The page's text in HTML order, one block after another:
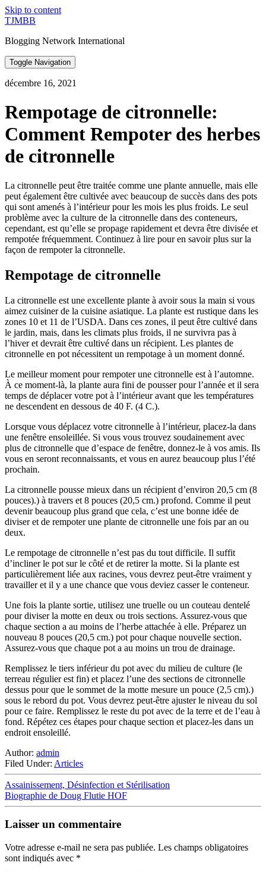
Skip to content
TJMBB
Blogging Network International
Toggle Navigation
décembre 16, 2021
Rempotage de citronnelle:
Comment Rempoter des herbes
de citronnelle
La citronnelle peut être traitée comme une plante annuelle, mais elle
peut également être cultivée avec beaucoup de succès dans des pots
qui sont amenés à l’intérieur pour les mois les plus froids. Le seul
problème avec la culture de la citronnelle dans des conteneurs,
cependant, est qu’elle se propage rapidement et devra être divisée et
rempotée fréquemment. Continuez à lire pour en savoir plus sur la
façon de rempoter la citronnelle.
Rempotage de citronnelle
La citronnelle est une excellente plante à avoir sous la main si vous
aimez cuisiner de la cuisine asiatique. La plante est rustique dans les
zones 10 et 11 de l’USDA. Dans ces zones, il peut être cultivé dans
le jardin, mais, dans les climats plus froids, il ne survivra pas à
l’hiver et devrait être cultivé dans un récipient. Les plantes de
citronnelle en pot nécessitent un rempotage à un moment donné.
Le meilleur moment pour rempoter une citronnelle est à l’automne.
À ce moment-là, la plante aura fini de pousser pour l’année et il sera
temps de déplacer votre pot à l’intérieur avant que les températures
ne descendent en dessous de 40 F. (4 C.).
Lorsque vous déplacez votre citronnelle à l’intérieur, placez-la dans
une fenêtre ensoleillée. Si vous vous trouvez soudainement avec
plus de citronnelle que d’espace de fenêtre, donnez-le à vos amis. Ils
vous en seront reconnaissants, et vous en aurez beaucoup plus l’été
prochain.
La citronnelle pousse mieux dans un récipient d’environ 20,5 cm (8
pouces).) à travers et 8 pouces (20,5 cm.) profond. Comme il peut
devenir beaucoup plus grand que cela, c’est une bonne idée de
diviser et de rempoter une plante de citronnelle une fois par an ou
deux.
Le rempotage de citronnelle n’est pas du tout difficile. Il suffit
d’incliner le pot sur le côté et de retirer la motte. Si la plante est
particulièrement liée aux racines, vous devrez peut-être vraiment y
travailler et il y a une chance que vous deviez casser le conteneur.
Une fois la plante sortie, utilisez une truelle ou un couteau dentelé
pour diviser la motte en deux ou trois sections. Assurez-vous que
chaque section a au moins de l’herbe attachée à elle. Préparez un
nouveau 8 pouces (20,5 cm.) pot pour chaque nouvelle section.
Assurez-vous que chaque pot a au moins un trou de drainage.
Remplissez le tiers inférieur du pot avec du milieu de culture (le
terreau régulier est fin) et placez l’une des sections de citronnelle
dessus pour que le sommet de la motte mesure un pouce (2,5 cm).)
sous le rebord du pot. Vous devrez peut-être ajuster le niveau du sol
pour ce faire. Remplissez le reste du pot avec de la terre et de l’eau à
fond. Répétez ces étapes pour chaque section et placez-les dans un
endroit ensoleillé.
Author: admin
Filed Under: Articles
Assainissement, Désinfection et Stérilisation
Biographie de Doug Flutie HOF
Laisser un commentaire
Votre adresse e-mail ne sera pas publiée. Les champs obligatoires
sont indiqués avec *